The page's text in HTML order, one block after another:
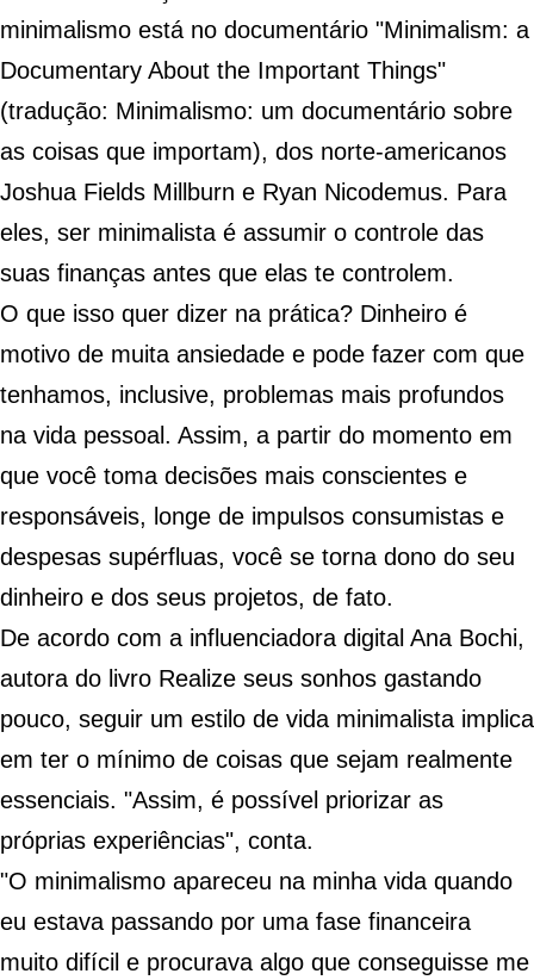
minimalismo está no documentário "Minimalism: a
Documentary About the Important Things"
(tradução: Minimalismo: um documentário sobre
as coisas que importam), dos norte-americanos
Joshua Fields Millburn e Ryan Nicodemus. Para
eles, ser minimalista é assumir o controle das
suas finanças antes que elas te controlem.
O que isso quer dizer na prática? Dinheiro é
motivo de muita ansiedade e pode fazer com que
tenhamos, inclusive, problemas mais profundos
na vida pessoal. Assim, a partir do momento em
que você toma decisões mais conscientes e
responsáveis, longe de impulsos consumistas e
despesas supérfluas, você se torna dono do seu
dinheiro e dos seus projetos, de fato.
De acordo com a influenciadora digital Ana Bochi,
autora do livro Realize seus sonhos gastando
pouco, seguir um estilo de vida minimalista implica
em ter o mínimo de coisas que sejam realmente
essenciais. "Assim, é possível priorizar as
próprias experiências", conta.
"O minimalismo apareceu na minha vida quando
eu estava passando por uma fase financeira
muito difícil e procurava algo que conseguisse me